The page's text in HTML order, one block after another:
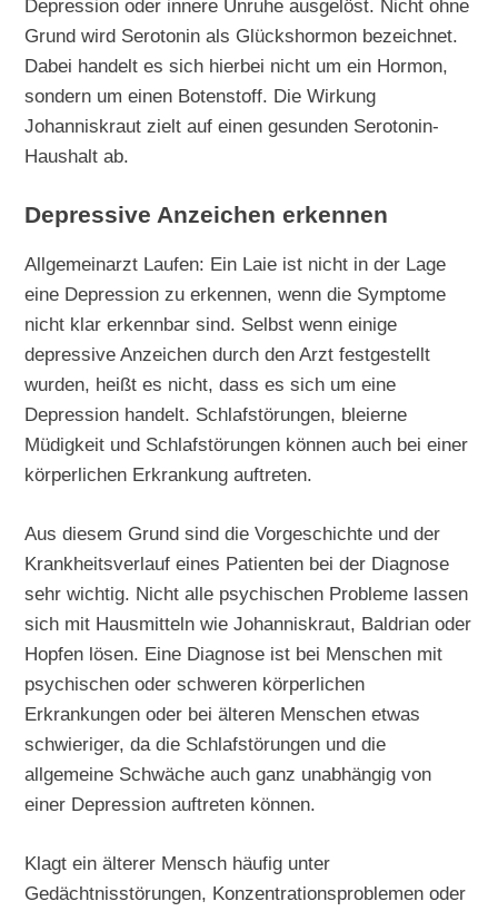
Depression oder innere Unruhe ausgelöst. Nicht ohne
Grund wird Serotonin als Glückshormon bezeichnet.
Dabei handelt es sich hierbei nicht um ein Hormon,
sondern um einen Botenstoff. Die Wirkung
Johanniskraut zielt auf einen gesunden Serotonin-
Haushalt ab.
Depressive Anzeichen erkennen
Allgemeinarzt Laufen: Ein Laie ist nicht in der Lage
eine Depression zu erkennen, wenn die Symptome
nicht klar erkennbar sind. Selbst wenn einige
depressive Anzeichen durch den Arzt festgestellt
wurden, heißt es nicht, dass es sich um eine
Depression handelt. Schlafstörungen, bleierne
Müdigkeit und Schlafstörungen können auch bei einer
körperlichen Erkrankung auftreten.
Aus diesem Grund sind die Vorgeschichte und der
Krankheitsverlauf eines Patienten bei der Diagnose
sehr wichtig. Nicht alle psychischen Probleme lassen
sich mit Hausmitteln wie Johanniskraut, Baldrian oder
Hopfen lösen. Eine Diagnose ist bei Menschen mit
psychischen oder schweren körperlichen
Erkrankungen oder bei älteren Menschen etwas
schwieriger, da die Schlafstörungen und die
allgemeine Schwäche auch ganz unabhängig von
einer Depression auftreten können.
Klagt ein älterer Mensch häufig unter
Gedächtnisstörungen, Konzentrationsproblemen oder